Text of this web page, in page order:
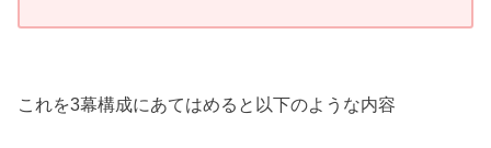
これを3幕構成にあてはめると以下のような内容